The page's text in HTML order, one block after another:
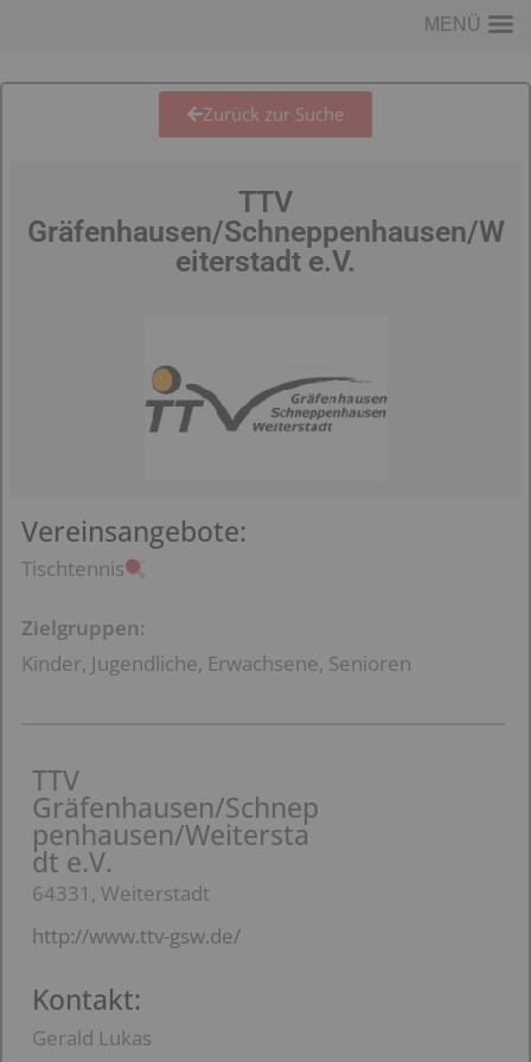
Zurück zur Suche
TTV
Gräfenhausen/Schneppenhausen/W
eiterstadt e.V.
Vereinsangebote:
Tischtennis
Zielgruppen:
Kinder, Jugendliche, Erwachsene, Senioren
TTV
Gräfenhausen/Schnep
penhausen/Weitersta
dt e.V.
64331, Weiterstadt
http://www.ttv-gsw.de/
Kontakt:
Gerald Lukas
MENÜ